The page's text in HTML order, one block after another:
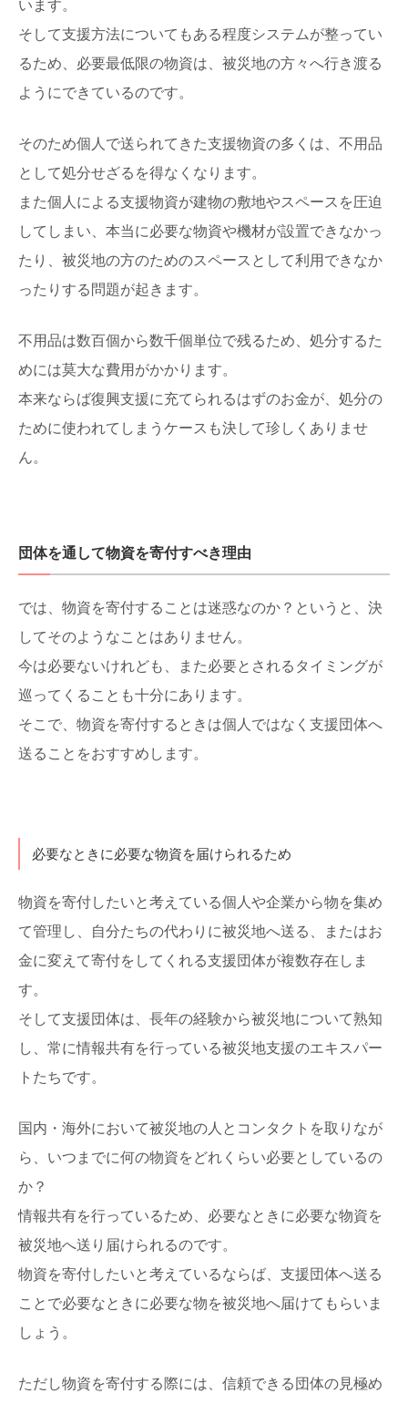
います。
そして支援方法についてもある程度システムが整ってい
るため、必要最低限の物資は、被災地の方々へ行き渡る
ようにできているのです。
そのため個人で送られてきた支援物資の多くは、不用品
として処分せざるを得なくなります。
また個人による支援物資が建物の敷地やスペースを圧迫
してしまい、本当に必要な物資や機材が設置できなかっ
たり、被災地の方のためのスペースとして利用できなか
ったりする問題が起きます。
不用品は数百個から数千個単位で残るため、処分するた
めには莫大な費用がかかります。
本来ならば復興支援に充てられるはずのお金が、処分の
ために使われてしまうケースも決して珍しくありませ
ん。
団体を通して物資を寄付すべき理由
では、物資を寄付することは迷惑なのか？というと、決
してそのようなことはありません。
今は必要ないけれども、また必要とされるタイミングが
巡ってくることも十分にあります。
そこで、物資を寄付するときは個人ではなく支援団体へ
送ることをおすすめします。
必要なときに必要な物資を届けられるため
物資を寄付したいと考えている個人や企業から物を集め
て管理し、自分たちの代わりに被災地へ送る、またはお
金に変えて寄付をしてくれる支援団体が複数存在しま
す。
そして支援団体は、長年の経験から被災地について熟知
し、常に情報共有を行っている被災地支援のエキスパー
トたちです。
国内・海外において被災地の人とコンタクトを取りなが
ら、いつまでに何の物資をどれくらい必要としているの
か？
情報共有を行っているため、必要なときに必要な物資を
被災地へ送り届けられるのです。
物資を寄付したいと考えているならば、支援団体へ送る
ことで必要なときに必要な物を被災地へ届けてもらいま
しょう。
ただし物資を寄付する際には、信頼できる団体の見極め